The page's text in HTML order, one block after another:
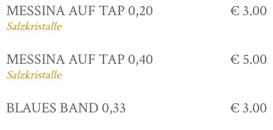
MESSINA AUF TAP 0,20
Salzkristalle
€ 3.00
MESSINA AUF TAP 0,40
Salzkristalle
€ 5.00
BLAUES BAND 0,33
€ 3.00